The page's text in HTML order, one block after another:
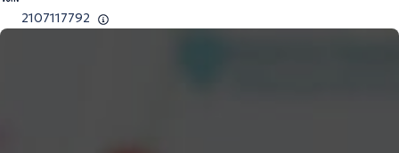
2107117792